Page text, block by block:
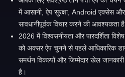
में आसानी, ऐप सुरक्षा, Android एक्सेस और
सावधानीपूर्वक विचार करने की आवश्यकता
2026 में विश्वसनीयता और पारदर्शिता
को अक्सर ऐप चुनने से पहले आधिकारिक
समर्थन विकल्पों और जिम्मेदार खेल
है।